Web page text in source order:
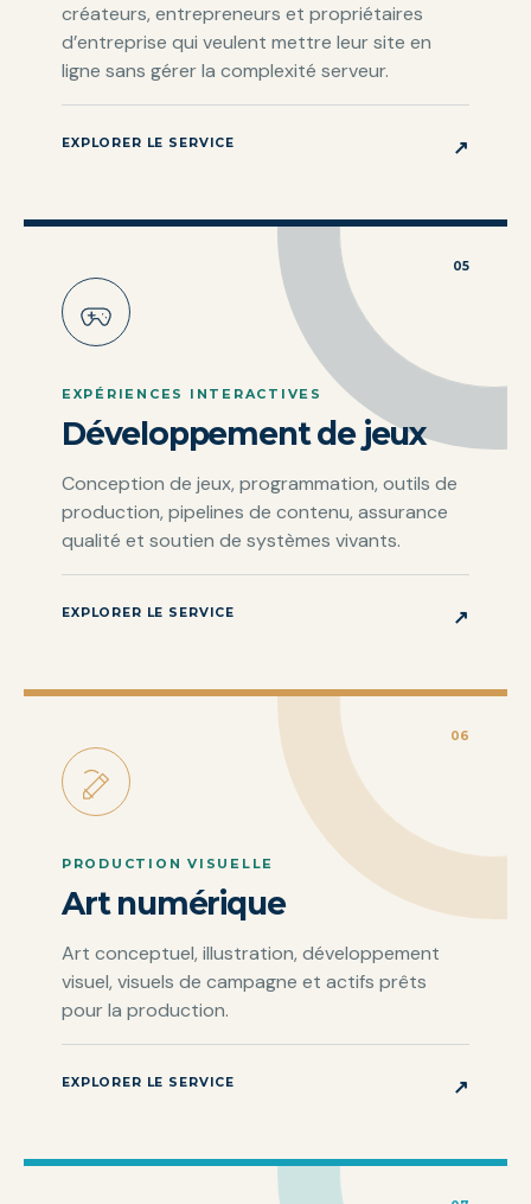
créateurs, entrepreneurs et propriétaires
d’entreprise qui veulent mettre leur site en
ligne sans gérer la complexité serveur.
EXPLORER LE SERVICE ↗
05
EXPÉRIENCES INTERACTIVES
Développement de jeux
Conception de jeux, programmation, outils de
production, pipelines de contenu, assurance
qualité et soutien de systèmes vivants.
EXPLORER LE SERVICE ↗
06
PRODUCTION VISUELLE
Art numérique
Art conceptuel, illustration, développement
visuel, visuels de campagne et actifs prêts
pour la production.
EXPLORER LE SERVICE ↗